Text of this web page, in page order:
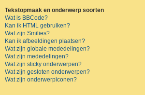
Tekstopmaak en onderwerp soorten
Wat is BBCode?
Kan ik HTML gebruiken?
Wat zijn Smilies?
Kan ik afbeeldingen plaatsen?
Wat zijn globale mededelingen?
Wat zijn mededelingen?
Wat zijn sticky onderwerpen?
Wat zijn gesloten onderwerpen?
Wat zijn onderwerpiconen?